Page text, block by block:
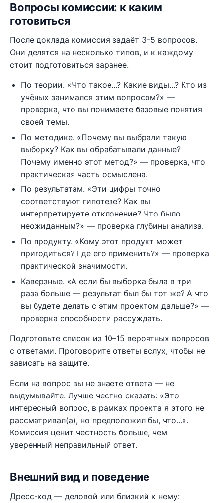
Вопросы комиссии: к каким
готовиться
После доклада комиссия задаёт 3–5 вопросов.
Они делятся на несколько типов, и к каждому
стоит подготовиться заранее.
По теории. «Что такое...? Какие виды...? Кто из
учёных занимался этим вопросом?» —
проверка, что вы понимаете базовые понятия
своей темы.
По методике. «Почему вы выбрали такую
выборку? Как вы обрабатывали данные?
Почему именно этот метод?» — проверка, что
практическая часть осмыслена.
По результатам. «Эти цифры точно
соответствуют гипотезе? Как вы
интерпретируете отклонение? Что было
неожиданным?» — проверка глубины анализа.
По продукту. «Кому этот продукт может
пригодиться? Где его применить?» — проверка
практической значимости.
Каверзные. «А если бы выборка была в три
раза больше — результат был бы тот же? А что
вы будете делать с этим проектом дальше?» —
проверка способности рассуждать.
Подготовьте список из 10–15 вероятных вопросов
с ответами. Проговорите ответы вслух, чтобы не
зависать на защите.
Если на вопрос вы не знаете ответа — не
выдумывайте. Лучше честно сказать: «Это
интересный вопрос, в рамках проекта я этого не
рассматривал(а), но предположил бы, что...».
Комиссия ценит честность больше, чем
уверенный неправильный ответ.
Внешний вид и поведение
Дресс-код — деловой или близкий к нему: